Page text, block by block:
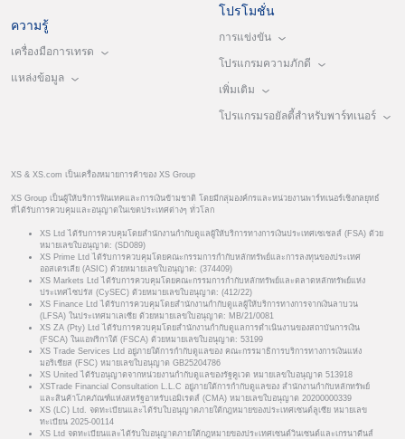
ความรู้
เครื่องมือการเทรด
แหล่งข้อมูล
โปรโมชั่น
การแข่งขัน
โปรแกรมความภักดี
เพิ่มเติม
โปรแกรมรอยัลตี้สำหรับพาร์ทเนอร์
XS & XS.com เป็นเครื่องหมายการค้าของ XS Group
XS Group เป็นผู้ให้บริการฟินเทคและการเงินข้ามชาติ โดยมีกลุ่มองค์กรและหน่วยงานพาร์ทเนอร์เชิงกลยุทธ์
ที่ได้รับการควบคุมและอนุญาตในเขตประเทศต่างๆ ทั่วโลก
XS Ltd ได้รับการควบคุมโดยสำนักงานกำกับดูแลผู้ให้บริการทางการเงินประเทศเซเชลส์ (FSA) ด้วย
หมายเลขใบอนุญาต: (SD089)
XS Prime Ltd ได้รับการควบคุมโดยคณะกรรมการกำกับหลักทรัพย์และการลงทุนของประเทศ
ออสเตรเลีย (ASIC) ด้วยหมายเลขใบอนุญาต: (374409)
XS Markets Ltd ได้รับการควบคุมโดยคณะกรรมการกำกับหลักทรัพย์และตลาดหลักทรัพย์แห่ง
ประเทศไซปรัส (CySEC) ด้วยหมายเลขใบอนุญาต: (412/22)
XS Finance Ltd ได้รับการควบคุมโดยสำนักงานกำกับดูแลผู้ให้บริการทางการจากเงินลาบวน
(LFSA) ในประเทศมาเลเซีย ด้วยหมายเลขใบอนุญาต: MB/21/0081
XS ZA (Pty) Ltd ได้รับการควบคุมโดยสำนักงานกำกับดูแลการดำเนินงานของสถาบันการเงิน
(FSCA) ในแอฟริกาใต้ (FSCA) ด้วยหมายเลขใบอนุญาต: 53199
XS Trade Services Ltd อยู่ภายใต้การกำกับดูแลของ คณะกรรมาธิการบริการทางการเงินแห่ง
มอริเชียส (FSC) หมายเลขใบอนุญาต GB25204786
XS United ได้รับอนุญาตจากหน่วยงานกำกับดูแลของรัฐคูเวต หมายเลขใบอนุญาต 513918
XSTrade Financial Consultation L.L.C อยู่ภายใต้การกำกับดูแลของ สำนักงานกำกับหลักทรัพย์
และสินค้าโภคภัณฑ์แห่งสหรัฐอาหรับเอมิเรตส์ (CMA) หมายเลขใบอนุญาต 20200000339
XS (LC) Ltd. จดทะเบียนและได้รับใบอนุญาตภายใต้กฎหมายของประเทศเซนต์ลูเซีย หมายเลข
ทะเบียน 2025-00114
XS Ltd จดทะเบียนและได้รับใบอนุญาตภายใต้กฎหมายของประเทศเซนต์วินเซนต์และเกรนาดีนส์